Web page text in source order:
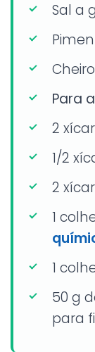
Sal a
Para
2
1/2
2
1
1
50 g
para